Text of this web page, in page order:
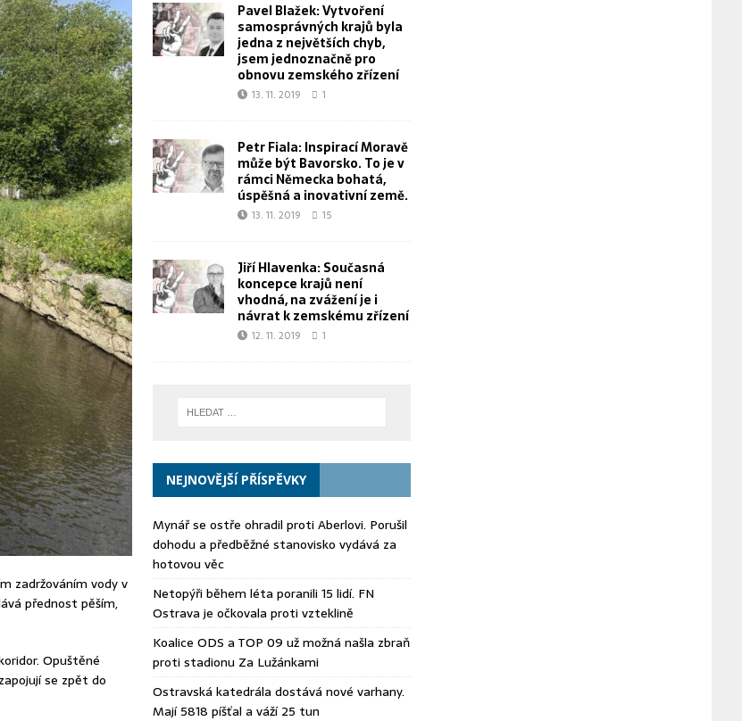
zadržováním vody v
přednost pěším,
Opuštěné
se zpět do
Pavel Blažek: Vytvoření
samosprávných krajů byla
jedna z největších chyb,
jsem jednoznačně pro
obnovu zemského zřízení
13. 11. 2019 1
Petr Fiala: Inspirací Moravě
může být Bavorsko. To je v
rámci Německa bohatá,
úspěšná a inovativní země.
13. 11. 2019 15
Jiří Hlavenka: Současná
koncepce krajů není
vhodná, na zvážení je i
návrat k zemskému zřízení
12. 11. 2019 1
NEJNOVĚJŠÍ PŘÍSPĚVKY
Mynář se ostře ohradil proti Aberlovi. Porušil
dohodu a předběžné stanovisko vydává za
hotovou věc
Netopýři během léta poranili 15 lidí. FN
Ostrava je očkovala proti vzteklině
Koalice ODS a TOP 09 už možná našla zbraň
proti stadionu Za Lužánkami
Ostravská katedrála dostává nové varhany.
Mají 5818 píšťal a váží 25 tun